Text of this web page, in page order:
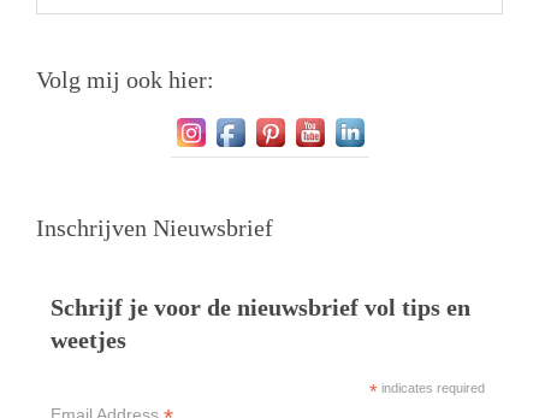
Volg mij ook hier:
Inschrijven Nieuwsbrief
Schrijf je voor de nieuwsbrief vol tips en
weetjes
*indicates required